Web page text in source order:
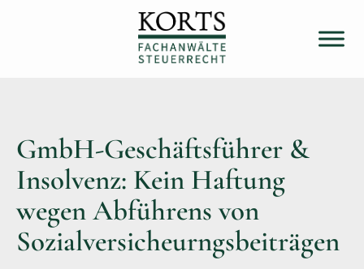
GmbH-Geschäftsführer &
Insolvenz: Kein Haftung
wegen Abführens von
Sozialversicheurngsbeiträgen